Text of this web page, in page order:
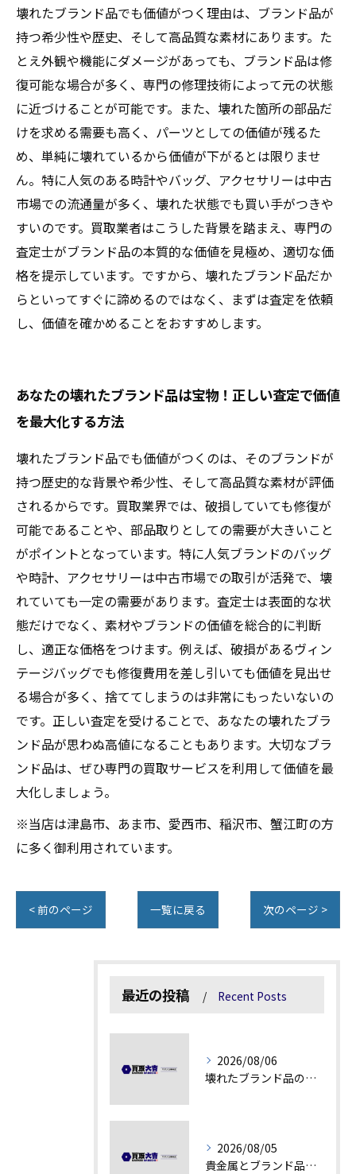
壊れたブランド品でも価値がつく理由は、ブランド品が
持つ希少性や歴史、そして高品質な素材にあります。た
とえ外観や機能にダメージがあっても、ブランド品は修
復可能な場合が多く、専門の修理技術によって元の状態
に近づけることが可能です。また、壊れた箇所の部品だ
けを求める需要も高く、パーツとしての価値が残るた
め、単純に壊れているから価値が下がるとは限りませ
ん。特に人気のある時計やバッグ、アクセサリーは中古
市場での流通量が多く、壊れた状態でも買い手がつきや
すいのです。買取業者はこうした背景を踏まえ、専門の
査定士がブランド品の本質的な価値を見極め、適切な価
格を提示しています。ですから、壊れたブランド品だか
らといってすぐに諦めるのではなく、まずは査定を依頼
し、価値を確かめることをおすすめします。
あなたの壊れたブランド品は宝物！正しい査定で価値
を最大化する方法
壊れたブランド品でも価値がつくのは、そのブランドが
持つ歴史的な背景や希少性、そして高品質な素材が評価
されるからです。買取業界では、破損していても修復が
可能であることや、部品取りとしての需要が大きいこと
がポイントとなっています。特に人気ブランドのバッグ
や時計、アクセサリーは中古市場での取引が活発で、壊
れていても一定の需要があります。査定士は表面的な状
態だけでなく、素材やブランドの価値を総合的に判断
し、適正な価格をつけます。例えば、破損があるヴィン
テージバッグでも修復費用を差し引いても価値を見出せ
る場合が多く、捨ててしまうのは非常にもったいないの
です。正しい査定を受けることで、あなたの壊れたブラ
ンド品が思わぬ高値になることもあります。大切なブラ
ンド品は、ぜひ専門の買取サービスを利用して価値を最
大化しましょう。
※当店は津島市、あま市、愛西市、稲沢市、蟹江町の方
に多く御利用されています。
< 前のページ 一覧に戻る 次のページ >
最近の投稿 Recent Posts
2026/08/06
壊れたブランド品の価値を見極める技術とは
2026/08/05
貴金属とブランド品の価値変動を見極める方法